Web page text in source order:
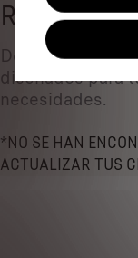
REMOLQUE
Descubre todos
diseñados ​​para
necesidades.
*NO SE HAN
ACTUALIZAR TUS